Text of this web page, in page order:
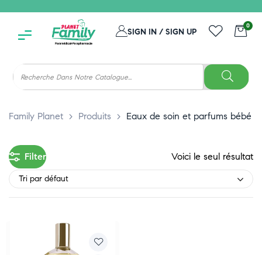
SIGN IN / SIGN UP
0
Family Planet > Produits > Eaux de soin et parfums bébé
Filter Voici le seul résultat
Tri par défaut